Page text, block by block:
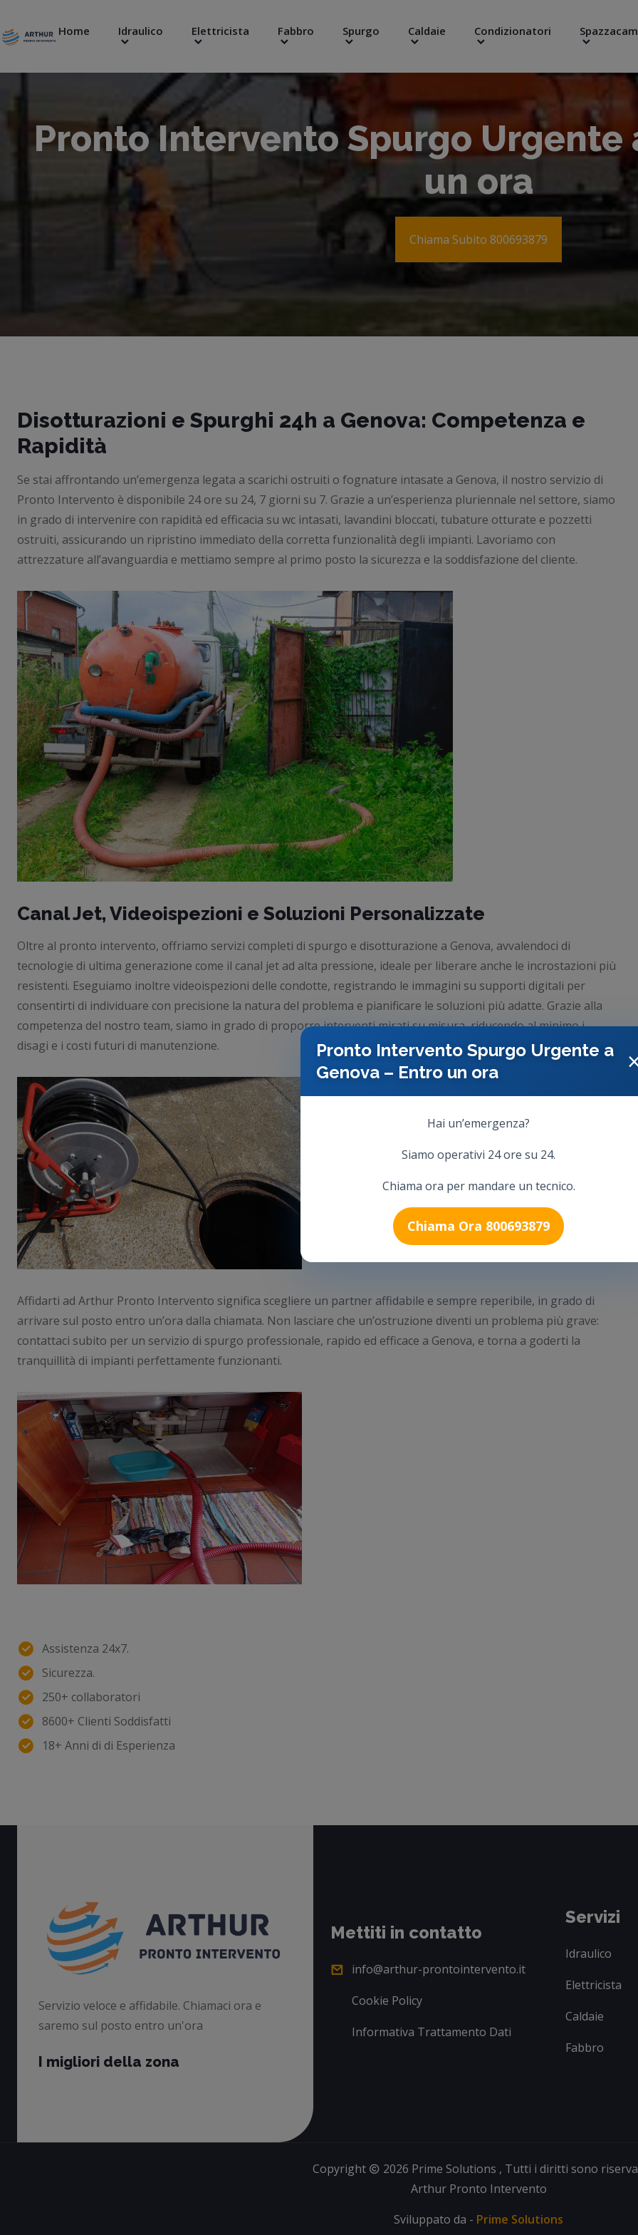
Home Idraulico Elettricista Fabbro Spurgo Caldaie Condizionatori
Pronto Intervento Spurgo Urgente a
Genova – Entro un ora
Hai un’emergenza?
Siamo operativi 24 ore su 24.
Chiama ora per mandare un tecnico.
Chiama Ora 800693879
Pronto Intervento Spurgo Urgente
un ora
Chiama Subito 800693879
Disotturazioni e Spurghi 24h a Genova: Competenza e
Rapidità
Se stai affrontando un’emergenza legata a scarichi ostruiti o fognature intasate a Genova, il nostro servizio di
Pronto Intervento è disponibile 24 ore su 24, 7 giorni su 7. Grazie a un’esperienza pluriennale nel settore, siamo
in grado di intervenire con rapidità ed efficacia su wc intasati, lavandini bloccati, tubature otturate e pozzetti
ostruiti, assicurando un ripristino immediato della corretta funzionalità degli impianti. Lavoriamo con
attrezzature all’avanguardia e mettiamo sempre al primo posto la sicurezza e la soddisfazione del cliente.
Canal Jet, Videoispezioni e Soluzioni Personalizzate
Oltre al pronto intervento, offriamo servizi completi di spurgo e disotturazione a Genova, avvalendoci di
tecnologie di ultima generazione come il canal jet ad alta pressione, ideale per liberare anche le incrostazioni più
resistenti. Eseguiamo inoltre videoispezioni delle condotte, registrando le immagini su supporti digitali per
consentirti di individuare con precisione la natura del problema e pianificare le soluzioni più adatte. Grazie alla
competenza del nostro team, siamo in grado di proporre interventi mirati su misura, riducendo al minimo i
disagi e i costi futuri di manutenzione.
Affidarti ad Arthur Pronto Intervento significa scegliere un partner affidabile e sempre reperibile, in grado di
arrivare sul posto entro un’ora dalla chiamata. Non lasciare che un’ostruzione diventi un problema più grave:
contattaci subito per un servizio di spurgo professionale, rapido ed efficace a Genova, e torna a goderti la
tranquillità di impianti perfettamente funzionanti.
Assistenza 24x7.
Sicurezza.
250+ collaboratori
8600+ Clienti Soddisfatti
18+ Anni di di Esperienza
Servizio veloce e affidabile. Chiamaci ora e
saremo sul posto entro un'ora
I migliori della zona
Mettiti in contatto
info@arthur-prontointervento.it
Cookie Policy
Informativa Trattamento Dati
Servizi
Idraulico
Elettricista
Caldaie
Fabbro
Copyright
2026 Prime Solutions , Tutti i diritti sono
Arthur Pronto Intervento
Sviluppato da - Prime Solutions